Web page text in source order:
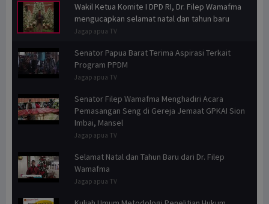
Wakil Ketua Komite I DPD RI, Dr. Filep Wamafma
mengucapkan selamat natal dan tahun baru
Jagapapua TV
Senator Papua Barat Terima Aspirasi Terkait
Program PPDM
Jagapapua TV
Senator Filep Wamafma Menghadiri Acara
Pemasangan Seng di Gereja Jemaat GPKAI Sion
Imbai, Mansel
Jagapapua TV
Selamat Natal dan Tahun Baru dari Dr. Filep
Wamafma
Jagapapua TV